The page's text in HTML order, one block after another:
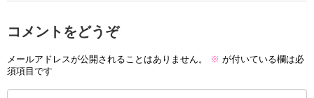
コメントをどうぞ
メールアドレスが公開されることはありません。 ※ が付いている欄は必
須項目です